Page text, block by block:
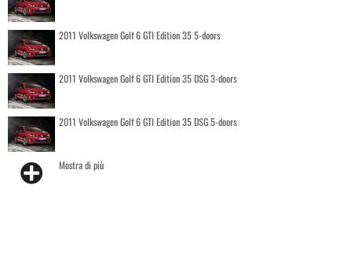
2011 Volkswagen Golf 6 GTI Edition 35 5-doors
2011 Volkswagen Golf 6 GTI Edition 35 DSG 3-doors
2011 Volkswagen Golf 6 GTI Edition 35 DSG 5-doors
Mostra di più